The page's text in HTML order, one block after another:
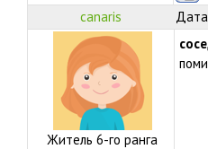
canaris
Житель 6-го ранга